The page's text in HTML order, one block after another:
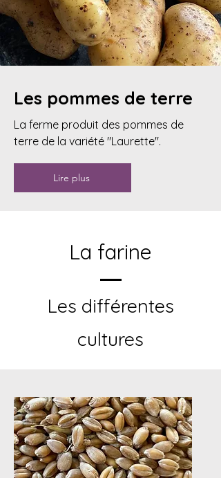
Les pommes de terre
La ferme produit des pommes de
terre de la variété "Laurette".
Lire plus
La farine
Les différentes
cultures